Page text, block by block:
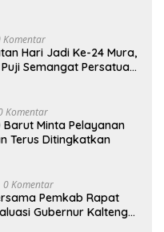
Komentar
Hari Jadi Ke-24 Mura,
Semangat Persatuan
Komentar
Barut Minta Pelayanan
Terus Ditingkatkan
0 Komentar
Pemkab Rapat
Gubernur Kalteng